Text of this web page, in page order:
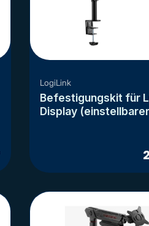
LogiLink
Befestigungskit für
Display